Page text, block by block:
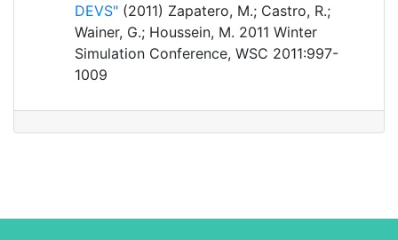
DEVS" (2011) Zapatero, M.; Castro, R.;
Wainer, G.; Houssein, M. 2011 Winter
Simulation Conference, WSC 2011:997-
1009